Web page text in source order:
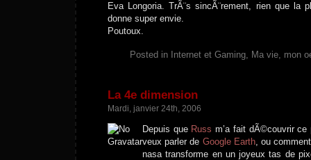
Eva Longoria. TrÃ¨s sincÃ¨rement, rien que
donne super envie.
Poutoux.
Posted in Internet et Gaming, Ma vie, mon
La 4e dimension
Mardi, janvier 24th, 2006
Depuis que Russ m’a fait dÃ©couvrir
veux parler de Google Earth, ou
nasa transforme en un joyeux tas de